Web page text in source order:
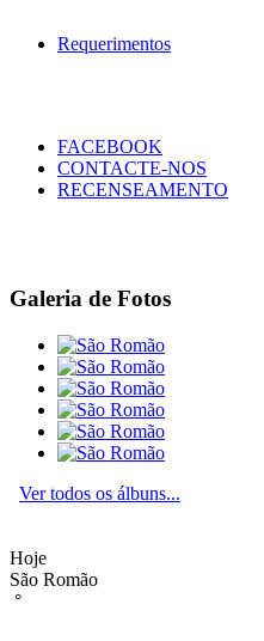
Requerimentos
FACEBOOK
CONTACTE-NOS
RECENSEAMENTO
Galeria de Fotos
Ver todos os álbuns...
Hoje
São Romão
°